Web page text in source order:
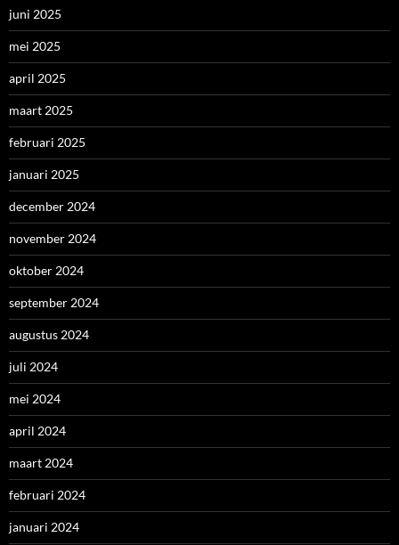
juni 2025
mei 2025
april 2025
maart 2025
februari 2025
januari 2025
december 2024
november 2024
oktober 2024
september 2024
augustus 2024
juli 2024
mei 2024
april 2024
maart 2024
februari 2024
januari 2024